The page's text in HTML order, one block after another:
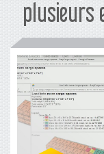
plusieurs